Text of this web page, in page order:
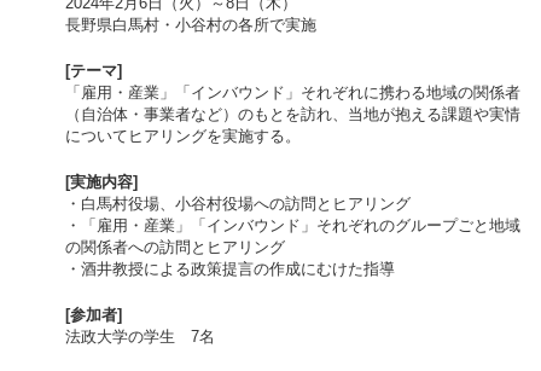
長野県白馬村・小谷村の各所で実施
[テーマ]
「雇用・産業」「インバウンド」それぞれに携わる地域の関係者
（自治体・事業者など）のもとを訪れ、当地が抱える課題や実情
についてヒアリングを実施する。
[実施内容]
・白馬村役場、小谷村役場への訪問とヒアリング
・「雇用・産業」「インバウンド」それぞれのグループごと地域
の関係者への訪問とヒアリング
・酒井教授による政策提言の作成にむけた指導
[参加者]
法政大学の学生 7名